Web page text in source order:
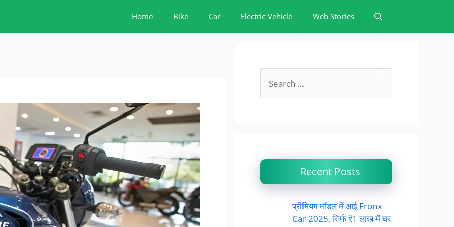
Home Bike Car Electric Vehicle Web Stories
for:
Recent Posts
प्रीमियम मॉडल में आई Fronx
Car 2025, सिर्फ ₹1 लाख में घर